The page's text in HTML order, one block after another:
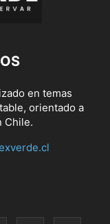
en temas
orientado a
Chile.